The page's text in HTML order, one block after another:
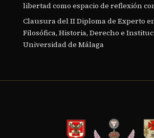
libertad como espacio de reflexión
Clausura del II Diploma de Experto
Filosófica, Historia, Derecho e
Universidad de Málaga